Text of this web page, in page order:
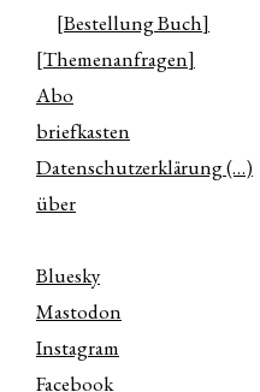
[Bestellung Buch]
[Themenanfragen]
Abo
briefkasten
Datenschutzerklärung (…)
über
Bluesky
Mastodon
Instagram
Facebook